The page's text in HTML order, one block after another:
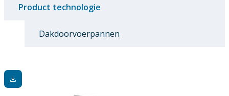
Product technologie
Dakdoorvoerpannen